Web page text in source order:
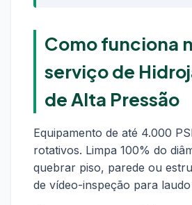
Como funciona
serviço de
de Alta Pressão
Equipamento de até 4.000
rotativos. Limpa 100% do
quebrar piso, parede ou
de vídeo-inspeção para